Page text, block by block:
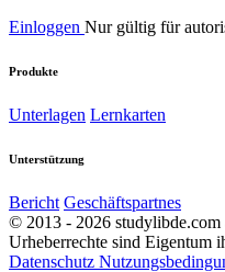
Einloggen Nur gültig für
Produkte
Unterlagen Lernkarten
Unterstützung
Bericht Geschäftspartnes
© 2013 - 2026 studylibde.com
Urheberrechte sind Eigentum
Datenschutz